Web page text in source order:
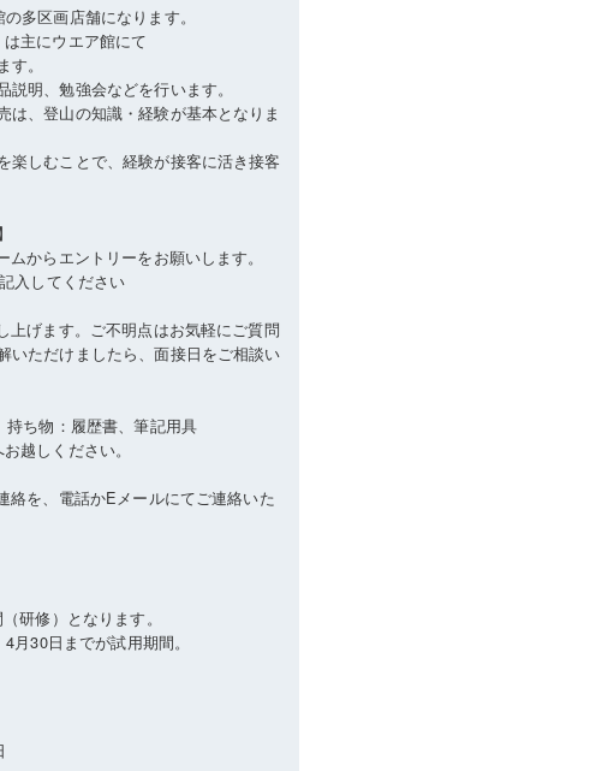
多区画店舗になります。
主にウエア館にて
。
明、勉強会などを行います。
は、登山の知識・経験が基本となりま
楽しむことで、経験が接客に活き接客
からエントリーをお願いします。
入してください
上げます。ご不明点はお気軽にご質問
いただけましたら、面接日をご相談い
ち物：履歴書、筆記用具
越しください。
絡を、電話かEメールにてご連絡いた
研修）となります。
月30日までが試用期間。